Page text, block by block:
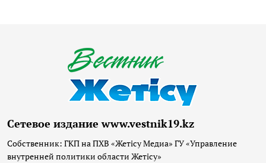
Сетевое издание www.vestnik19.kz
Собственник: ГКП на ПХВ «Жетісу Медиа» ГУ «Управление
внутренней политики области Жетісу»